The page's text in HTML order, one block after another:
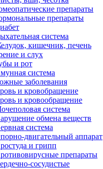
препараты
препараты
система
кишечник, печень
и слух
и рот
система
заболевания
и кровобращение
и кровообращение
система
обмена веществ
система
двигательный аппарат
и грипп
препараты
сосудистые